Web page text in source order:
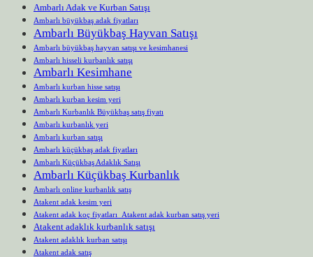
Ambarlı Adak ve Kurban Satışı
Ambarlı büyükbaş adak fiyatları
Ambarlı Büyükbaş Hayvan Satışı
Ambarlı büyükbaş hayvan satışı ve kesimhanesi
Ambarlı hisseli kurbanlık satışı
Ambarlı Kesimhane
Ambarlı kurban hisse satışı
Ambarlı kurban kesim yeri
Ambarlı Kurbanlık Büyükbaş satış fiyatı
Ambarlı kurbanlık yeri
Ambarlı kurban satışı
Ambarlı küçükbaş adak fiyatları
Ambarlı Küçükbaş Adaklık Satışı
Ambarlı Küçükbaş Kurbanlık
Ambarlı online kurbanlık satış
Atakent adak kesim yeri
Atakent adak koç fiyatları Atakent adak kurban satış yeri
Atakent adaklık kurbanlık satışı
Atakent adaklık kurban satışı
Atakent adak satış